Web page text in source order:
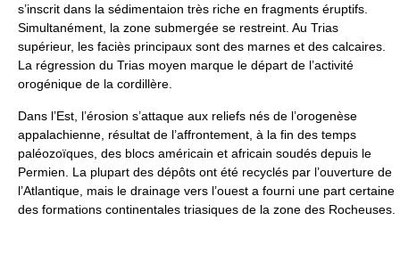
s’inscrit dans la sédimentaion très riche en fragments éruptifs.
Simultanément, la zone submergée se restreint. Au Trias
supérieur, les faciès principaux sont des marnes et des calcaires.
La régression du Trias moyen marque le départ de l’activité
orogénique de la cordillère.
Dans l’Est, l’érosion s’attaque aux reliefs nés de l’orogenèse
appalachienne, résultat de l’affrontement, à la fin des temps
paléozoïques, des blocs américain et africain soudés depuis le
Permien. La plupart des dépôts ont été recyclés par l’ouverture de
l’Atlantique, mais le drainage vers l’ouest a fourni une part certaine
des formations continentales triasiques de la zone des Rocheuses.